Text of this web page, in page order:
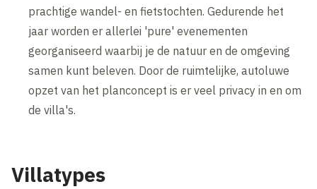
prachtige wandel- en fietstochten. Gedurende het
jaar worden er allerlei 'pure' evenementen
georganiseerd waarbij je de natuur en de omgeving
samen kunt beleven. Door de ruimtelijke, autoluwe
opzet van het planconcept is er veel privacy in en om
de villa's.
Villatypes